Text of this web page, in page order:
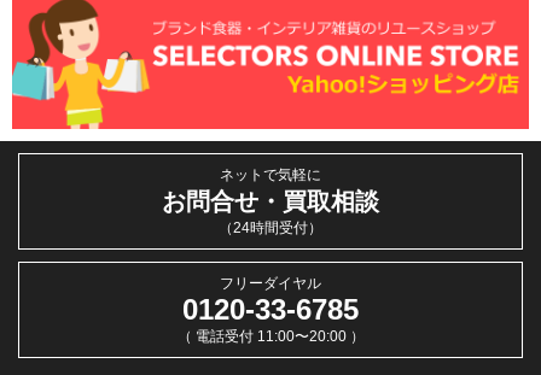
ネットで気軽に
お問合せ・買取相談
（24時間受付）
フリーダイヤル
0120-33-6785
（ 電話受付 11:00〜20:00 ）